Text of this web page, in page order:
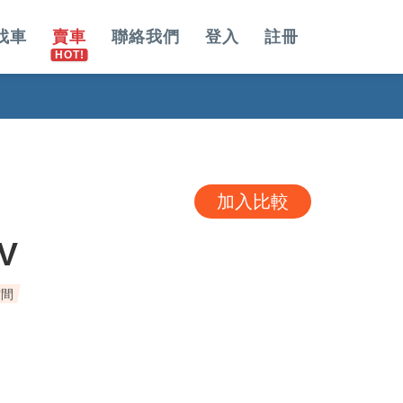
車 賣車 聯絡我們 登入 註冊
加入比較